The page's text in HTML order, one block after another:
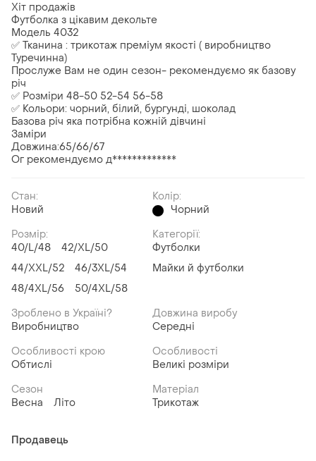
Хіт продажів
Футболка з цікавим декольте
Модель 4032
✅ Тканина : трикотаж преміум якості ( виробництво
Туречинна)
Прослуже Вам не один сезон- рекомендуємо як базову
річ
✅ Розміри 48-50 52-54 56-58
✅ Кольори: чорний, білий, бургунді, шоколад
Базова річ яка потрібна кожній дівчині
Заміри
Довжина:65/66/67
Ог рекомендуємо д*************
Стан:
Новий
Колір:
Чорний
Розмір:
40/L/48
42/XL/50
44/XXL/52
46/3XL/54
48/4XL/56
50/4XL/58
Категорії:
Футболки
Майки й футболки
Зроблено в Україні?
Виробництво
Довжина виробу
Середні
Особливості крою
Обтислі
Особливості
Великі розміри
Сезон
Весна
Літо
Матеріал
Трикотаж
Продавець